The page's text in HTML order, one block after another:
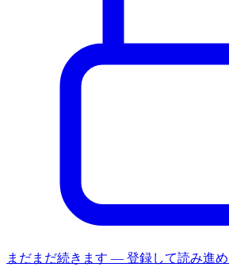
まだまだ続きます — 登録して読み進め